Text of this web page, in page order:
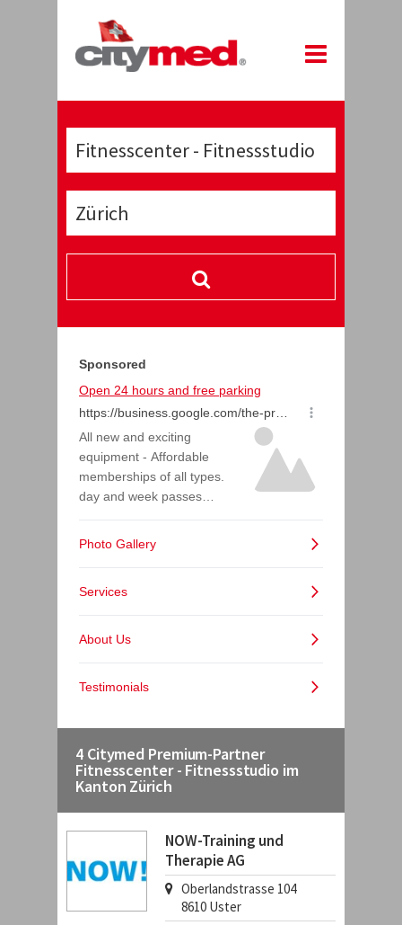
4 Citymed Premium-Partner
Fitnesscenter - Fitnessstudio im
Kanton Zürich
NOW-Training und
Therapie AG
Oberlandstrasse 104
8610 Uster